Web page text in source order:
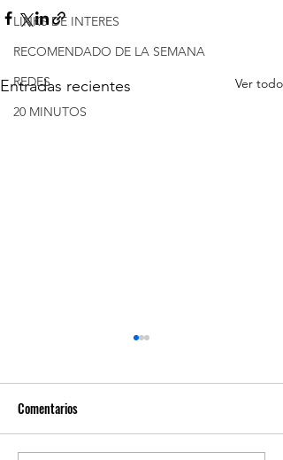
LINKS DE INTERES
RECOMENDADO DE LA SEMANA
REDES
20 MINUTOS
Entradas recientes Ver todo
Comentarios